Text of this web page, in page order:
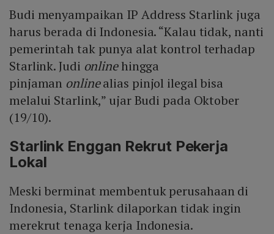
Budi menyampaikan IP Address Starlink juga
harus berada di Indonesia. “Kalau tidak, nanti
pemerintah tak punya alat kontrol terhadap
Starlink. Judi onlinehingga
pinjaman onlinealias pinjol ilegal bisa
melalui Starlink,” ujar Budi pada Oktober
(19/10).
Starlink Enggan Rekrut Pekerja
Lokal
Meski berminat membentuk perusahaan di
Indonesia, Starlink dilaporkan tidak ingin
merekrut tenaga kerja Indonesia.